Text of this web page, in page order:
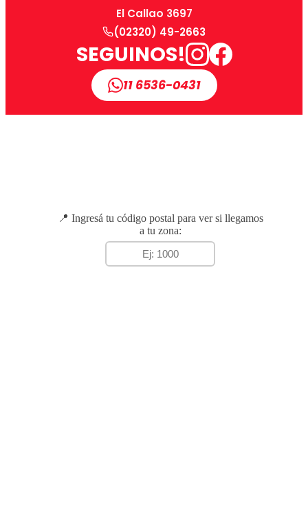
El Callao 3697
(02320) 49-2663
SEGUINOS!
11 6536-0431
📍 Ingresá tu código postal para ver si llegamos
a tu zona: